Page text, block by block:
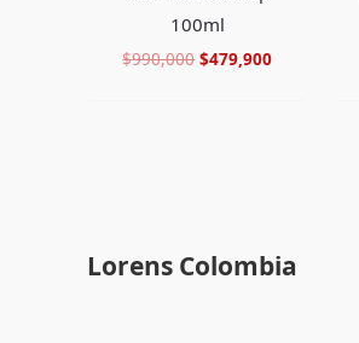
100ml
$990,000 $479,900
Lorens Colombia